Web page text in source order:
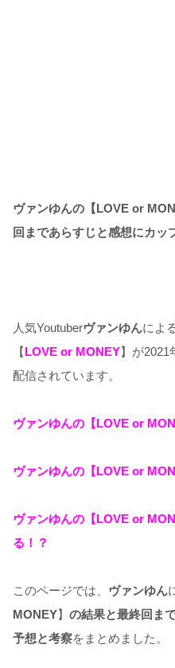
ヴァンゆんの【LOVE or
回まであらすじと感想にカッ
人気Youtuberヴァンゆんによ
【LOVE or MONEY】が2021
配信されています。
ヴァンゆんの【LOVE or
ヴァンゆんの【LOVE or
ヴァンゆんの【LOVE or
る！？
このページでは、 ヴァンゆん
MONEY】 の結果と最終回ま
予想と考察をまとめました。